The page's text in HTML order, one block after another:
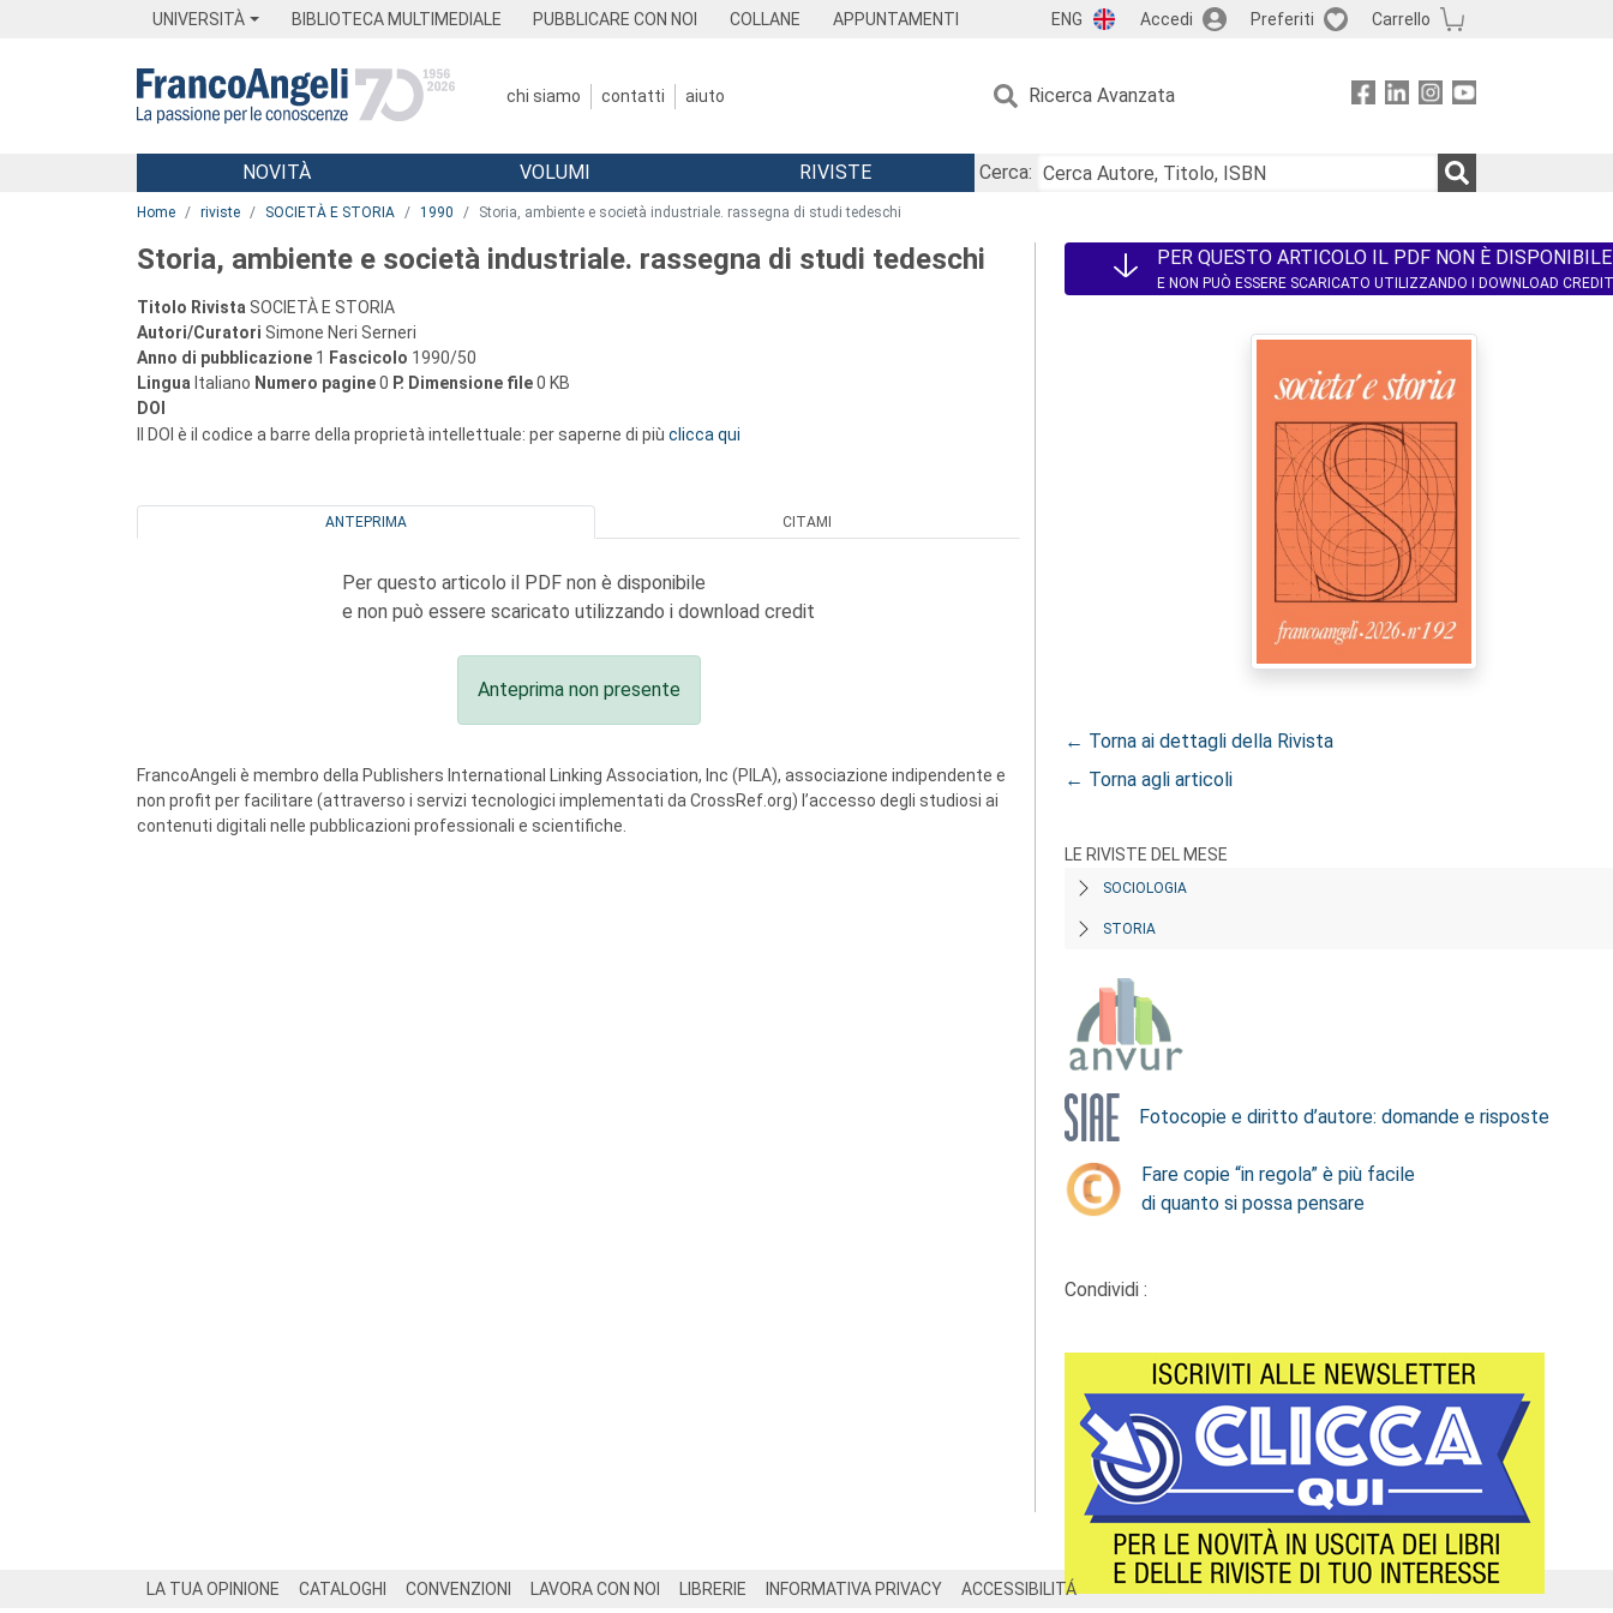
UNIVERSITÀ BIBLIOTECA MULTIMEDIALE PUBBLICARE CON NOI COLLANE APPUNTAMENTI ENG Accedi Preferiti Carrello
chi siamo contatti aiuto Ricerca Avanzata
Menu
NOVITÀ VOLUMI RIVISTE
Cerca:
Home riviste SOCIETÀ E STORIA 1990 Storia, ambiente e società industriale. rassegna di studi tedeschi
Storia, ambiente e società industriale. rassegna di studi tedeschi
Titolo Rivista SOCIETÀ E STORIA
Autori/Curatori Simone Neri Serneri
Anno di pubblicazione 1 Fascicolo 1990/50
Lingua Italiano Numero pagine0 P. Dimensione file0 KB
DOI
Il DOI è il codice a barre della proprietà intellettuale: per saperne di più clicca qui
ANTEPRIMA CITAMI
Per questo articolo il PDF non è disponibile
e non può essere scaricato utilizzando i download credit
Anteprima non presente
FrancoAngeli è membro della Publishers International Linking Association, Inc (PILA), associazione indipendente e
non profit per facilitare (attraverso i servizi tecnologici implementati da CrossRef.org) l’accesso degli studiosi ai
contenuti digitali nelle pubblicazioni professionali e scientifiche.
PER QUESTO ARTICOLO IL PDF NON È DISPONIBILE
E NON PUÒ ESSERE SCARICATO UTILIZZANDO I DOWNLOAD CREDIT
← Torna ai dettagli della Rivista
← Torna agli articoli
LE RIVISTE DEL MESE
SOCIOLOGIA
STORIA
Fotocopie e diritto d’autore: domande e risposte
Fare copie “in regola” è più facile
di quanto si possa pensare
Condividi :
LA TUA OPINIONE CATALOGHI CONVENZIONI LAVORA CON NOI LIBRERIE INFORMATIVA PRIVACY ACCESSIBILITÁ